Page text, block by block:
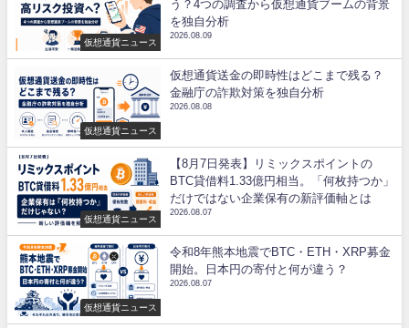
仮想通貨ニュース
う？4つの調査から仮想通貨ブームの背景
を独自分析
2026.08.09
仮想通貨ニュース
仮想通貨送金の即時性はどこまで残る？
金融庁の詐欺対策を独自分析
2026.08.08
仮想通貨ニュース
【8月7日発表】リミックスポイントの
BTC貸借料1.33億円相当。「何枚持つか」
だけではない企業保有の新評価軸とは
2026.08.07
仮想通貨ニュース
令和8年熊本地震でBTC・ETH・XRP募金
開始。日本円の寄付と何が違う？
2026.08.07